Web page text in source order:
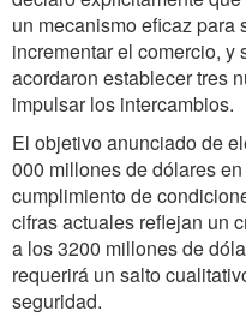
un mecanismo eficaz para
incrementar el comercio,
acordaron establecer tres
impulsar los intercambios.
El objetivo anunciado de
000 millones de dólares
cumplimiento de
cifras actuales reflejan un
a los 3200 millones de
requerirá un salto
seguridad.